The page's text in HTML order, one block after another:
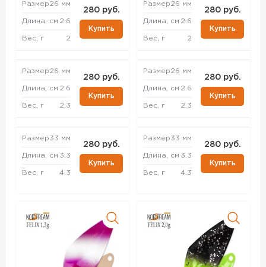
Размер26 мм
Длина, см 2.6
Вес, г 2
280 руб.
Купить
Размер26 мм
Длина, см 2.6
Вес, г 2.3
280 руб.
Купить
Размер33 мм
Длина, см 3.3
Вес, г 4.3
280 руб.
Купить
Размер26 мм
Длина, см 2.6
Вес, г 2
280 руб.
Купить
Размер26 мм
Длина, см 2.6
Вес, г 2.3
280 руб.
Купить
Размер33 мм
Длина, см 3.3
Вес, г 4.3
280 руб.
Купить